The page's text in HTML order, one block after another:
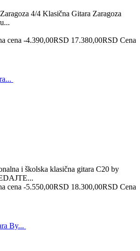
4/4 Klasična Gitara Zaragoza
cena -4.390,00RSD 17.380,00RSD Cena
i školska klasična gitara C20 by
cena -5.550,00RSD 18.300,00RSD Cena